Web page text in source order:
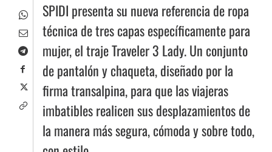
SPIDI presenta su nueva referencia de ropa
técnica de tres capas específicamente para
mujer, el traje Traveler 3 Lady. Un conjunto
de pantalón y chaqueta, diseñado por la
firma transalpina, para que las viajeras
imbatibles realicen sus desplazamientos de
la manera más segura, cómoda y sobre todo,